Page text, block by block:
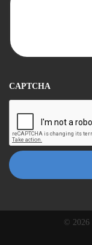
CAPTCHA
© 2026